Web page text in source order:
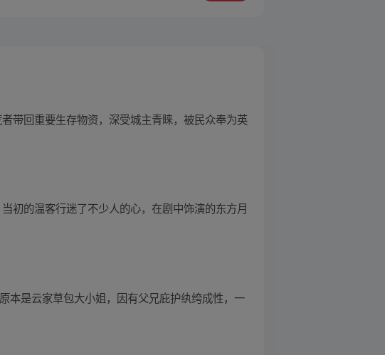
带回重要生存物资，深受城主青睐，被民众奉为英
初的温客行迷了不少人的心，在剧中饰演的东方月
本是云家草包大小姐，因有父兄庇护纨绔成性，一